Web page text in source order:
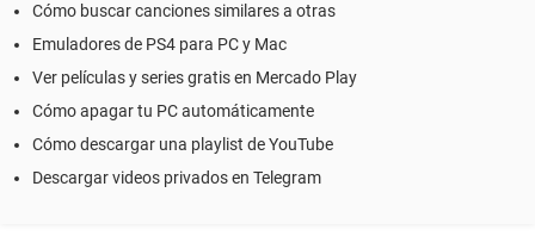
Cómo buscar canciones similares a otras
Emuladores de PS4 para PC y Mac
Ver películas y series gratis en Mercado Play
Cómo apagar tu PC automáticamente
Cómo descargar una playlist de YouTube
Descargar videos privados en Telegram